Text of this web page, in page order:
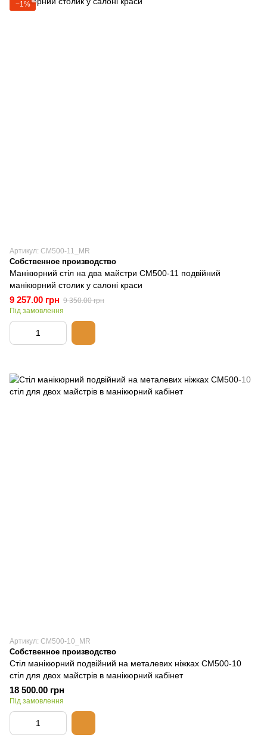
−1%
Артикул: СМ500-11_MR
Собственное производство
Манікюрний стіл на два майстри СМ500-11 подвійний
манікюрний столик у салоні краси
9 257.00 грн 9 350.00 грн
Під замовлення
Артикул: СМ500-10_MR
Собственное производство
Стіл манікюрний подвійний на металевих ніжках СМ500-10
стіл для двох майстрів в манікюрний кабінет
18 500.00 грн
Під замовлення